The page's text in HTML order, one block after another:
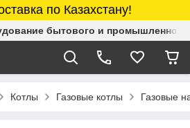
по Казахстану!
бытового и промышленного
Котлы Газовые котлы Газовые